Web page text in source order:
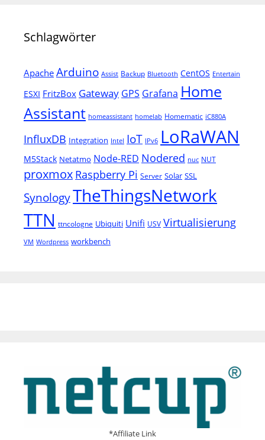
Schlagwörter
Apache Arduino Assist Backup Bluetooth CentOS Entertain
ESXI FritzBox Gateway GPS Grafana Home
Assistant homeassistant homelab Homematic iC880A
InfluxDB Integration Intel IoT IPv6 LoRaWAN
M5Stack Netatmo Node-RED Nodered nuc NUT
proxmox Raspberry Pi Server Solar SSL
SynologyTheThingsNetwork
TTN ttncologne Ubiquiti Unifi USV Virtualisierung
VM Wordpress workbench
*Affiliate Link